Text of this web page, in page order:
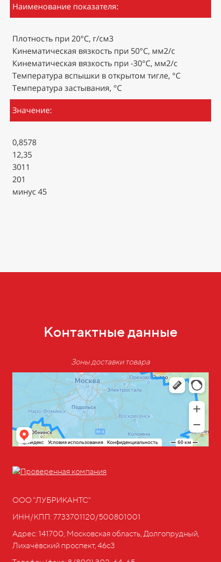
Наименование показателя:
Плотность при 20°С, г/см3
Кинематическая вязкость при 50°С, мм2/с
Кинематическая вязкость при -30°С, мм2/с
Температура вспышки в открытом тигле, °С
Температура застывания, °С
Значение:
0,8578
12,35
3011
201
минус 45
Контактные данные
Зоны доставки товара
ООО "ЛУБРИКАНТС"
ИНН/КПП: 7733701120/500801001
Адрес: 141700, Московская область, Долгопрудный,
Лихачёвский проспект, 46с3